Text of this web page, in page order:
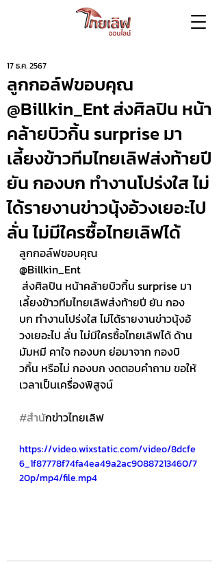
ลูกกอล์ฟขอบคุณ
@Billkin_Ent ส่งศิลปิน หน้า
คล้ายบิวกิ้น surprise มา
เลี้ยงข้าวทีมไทยเลิฟส่งท้ายปี
ยัน กองบก ทำงานโปร่งใส ไม่
ได้รายงานข่าวนุ้งอ้วงเยอะไป
ลั่น ไม่มีใครซื้อไทยเลิฟได้
17 ธ.ค. 2567
ลูกกอล์ฟขอบคุณ
@Billkin_Ent
เลี้ยงข้าวทีมไทยเลิฟส่งท้ายปี ยัน กอง
บก ทำงานโปร่งใส ไม่ได้รายงานข่าวนุ้งอ้
วงเยอะไป ลั่น ไม่มีใครซื้อไทยเลิฟได้ ด้าน
มัมหมี คาใจ กองบก ย่อมาจาก กองบิ
วกิ้น หรือไม่ กองบก งดตอบคำถาม ขอให้
เวลาเป็นเครื่องพิสูจน์
#สำนักข่าวไทยเลิฟ
https://video.wixstatic.com/video/8dcfe
6_1f87778f74fa4ea49a2ac90887213460/7
20p/mp4/file.mp4